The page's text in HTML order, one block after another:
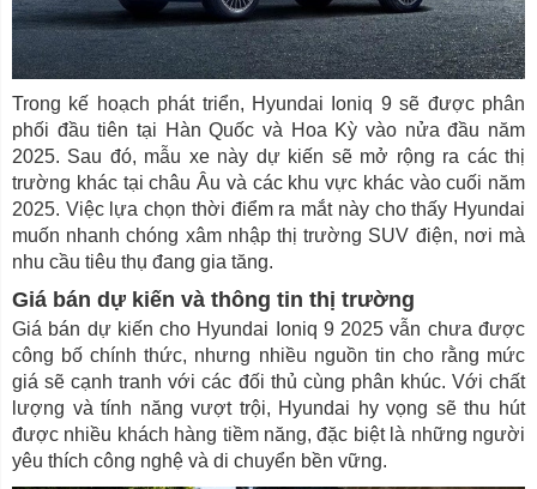
Trong kế hoạch phát triển, Hyundai Ioniq 9 sẽ được phân
phối đầu tiên tại Hàn Quốc và Hoa Kỳ vào nửa đầu năm
2025. Sau đó, mẫu xe này dự kiến sẽ mở rộng ra các thị
trường khác tại châu Âu và các khu vực khác vào cuối năm
2025. Việc lựa chọn thời điểm ra mắt này cho thấy Hyundai
muốn nhanh chóng xâm nhập thị trường SUV điện, nơi mà
nhu cầu tiêu thụ đang gia tăng.
Giá bán dự kiến và thông tin thị trường
Giá bán dự kiến cho Hyundai Ioniq 9 2025 vẫn chưa được
công bố chính thức, nhưng nhiều nguồn tin cho rằng mức
giá sẽ cạnh tranh với các đối thủ cùng phân khúc. Với chất
lượng và tính năng vượt trội, Hyundai hy vọng sẽ thu hút
được nhiều khách hàng tiềm năng, đặc biệt là những người
yêu thích công nghệ và di chuyển bền vững.